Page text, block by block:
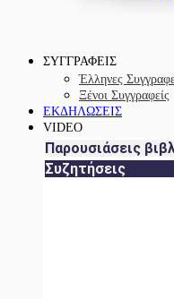
ΣΥΓΓΡΑΦΕΙΣ
Έλληνες
Ξένοι Συγγραφείς
ΕΚΔΗΛΩΣΕΙΣ
VIDEO
Παρουσιάσεις
Συζητήσεις